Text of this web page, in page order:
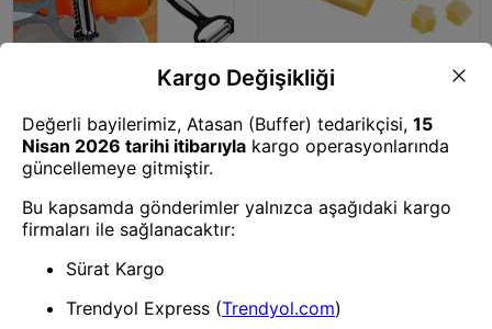
BUFFER® 3 Başlıklı Paslanmaz
Doğrayıcı Bıçak
Mutfak Bıçakları
BUFFER® Yıldız Şekilli Dekoratif
2li Set